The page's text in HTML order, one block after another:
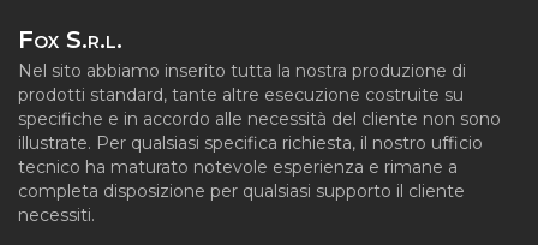
Fox S.r.l.
Nel sito abbiamo inserito tutta la nostra produzione di
prodotti standard, tante altre esecuzione costruite su
specifiche e in accordo alle necessità del cliente non sono
illustrate. Per qualsiasi specifica richiesta, il nostro ufficio
tecnico ha maturato notevole esperienza e rimane a
completa disposizione per qualsiasi supporto il cliente
necessiti.